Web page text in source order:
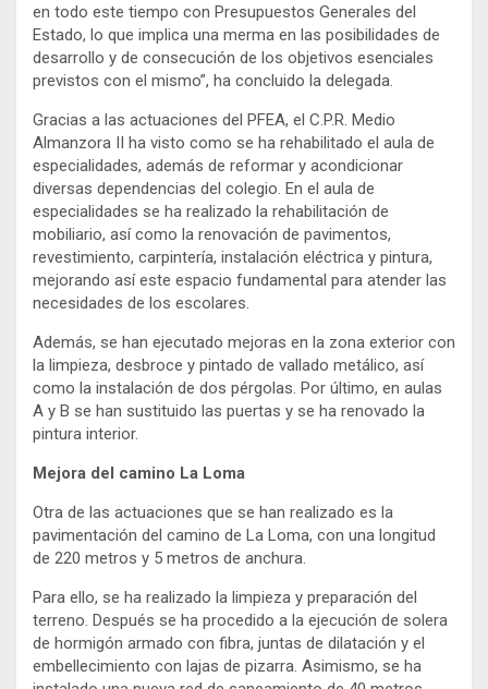
en todo este tiempo con Presupuestos Generales del
Estado, lo que implica una merma en las posibilidades de
desarrollo y de consecución de los objetivos esenciales
previstos con el mismo”, ha concluido la delegada.
Gracias a las actuaciones del PFEA, el C.P.R. Medio
Almanzora II ha visto como se ha rehabilitado el aula de
especialidades, además de reformar y acondicionar
diversas dependencias del colegio. En el aula de
especialidades se ha realizado la rehabilitación de
mobiliario, así como la renovación de pavimentos,
revestimiento, carpintería, instalación eléctrica y pintura,
mejorando así este espacio fundamental para atender las
necesidades de los escolares.
Además, se han ejecutado mejoras en la zona exterior con
la limpieza, desbroce y pintado de vallado metálico, así
como la instalación de dos pérgolas. Por último, en aulas
A y B se han sustituido las puertas y se ha renovado la
pintura interior.
Mejora del camino La Loma
Otra de las actuaciones que se han realizado es la
pavimentación del camino de La Loma, con una longitud
de 220 metros y 5 metros de anchura.
Para ello, se ha realizado la limpieza y preparación del
terreno. Después se ha procedido a la ejecución de solera
de hormigón armado con fibra, juntas de dilatación y el
embellecimiento con lajas de pizarra. Asimismo, se ha